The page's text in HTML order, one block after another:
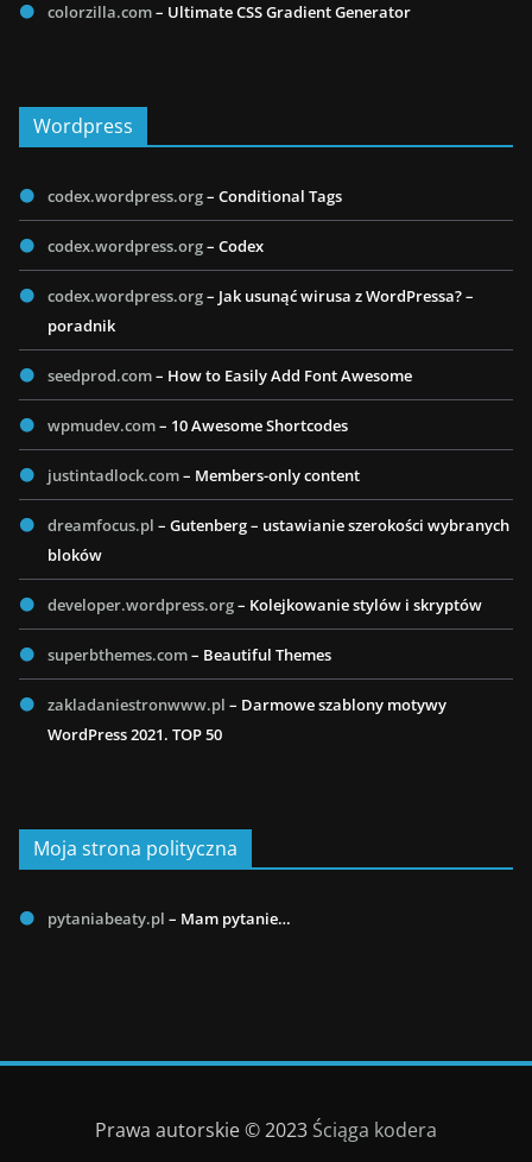
colorzilla.com– Ultimate CSS Gradient Generator
Wordpress
codex.wordpress.org– Conditional Tags
codex.wordpress.org– Codex
codex.wordpress.org– Jak usunąć wirusa z WordPressa? –
poradnik
seedprod.com– How to Easily Add Font Awesome
wpmudev.com– 10 Awesome Shortcodes
justintadlock.com– Members-only content
dreamfocus.pl – Gutenberg – ustawianie szerokości wybranych
bloków
developer.wordpress.org– Kolejkowanie stylów i skryptów
superbthemes.com– Beautiful Themes
zakladaniestronwww.pl – Darmowe szablony motywy
WordPress 2021. TOP 50
Moja strona polityczna
pytaniabeaty.pl – Mam pytanie…
Prawa autorskie © 2023 Ściąga kodera